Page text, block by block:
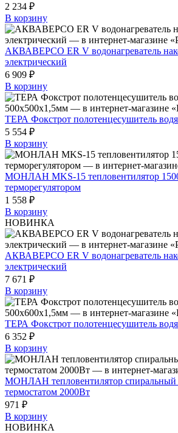
2 234 ₽
В корзину
АКВАВЕРСО ER V водонагреватель
электрический
6 909 ₽
В корзину
ТЕРА Фокстрот полотенцесушитель
5 554 ₽
В корзину
МОНЛАН MKS-15 тепловентилятор
терморегулятором
1 558 ₽
В корзину
НОВИНКА
АКВАВЕРСО ER V водонагреватель
электрический
7 671 ₽
В корзину
ТЕРА Фокстрот полотенцесушитель
6 352 ₽
В корзину
МОНЛАН тепловентилятор спиральный
термостатом 2000Вт
971 ₽
В корзину
НОВИНКА